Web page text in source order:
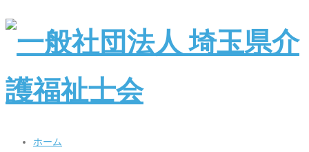
ホーム